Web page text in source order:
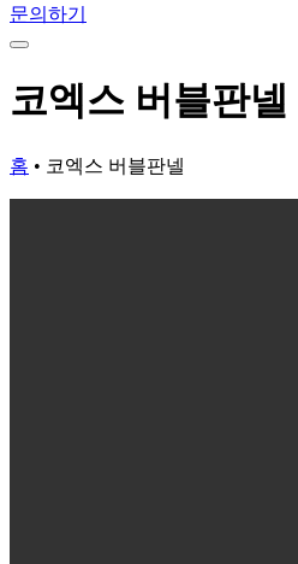
문의하기
코엑스 버블판넬
홈 • 코엑스 버블판넬